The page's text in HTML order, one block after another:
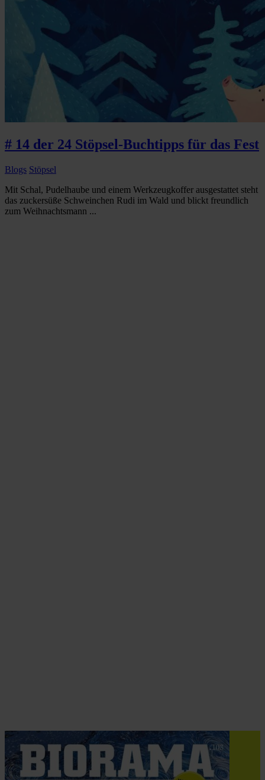
# 14 der 24 Stöpsel-Buchtipps für das Fest
Blogs Stöpsel
Mit Schal, Pudelhaube und einem Werkzeugkoffer ausgestattet steht
das zuckersüße Schweinchen Rudi im Wald und blickt freundlich
zum Weihnachtsmann ...